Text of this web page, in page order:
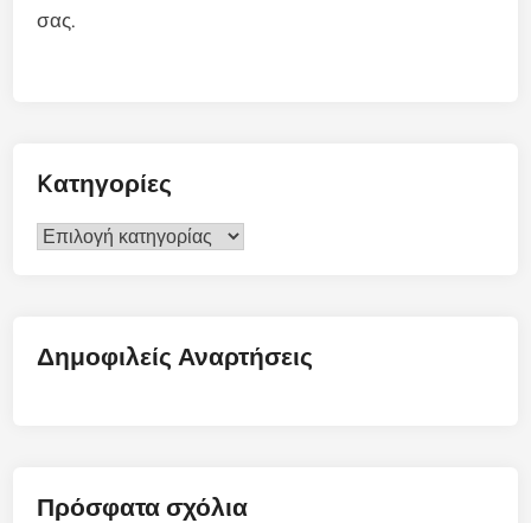
σας.
Kατηγορίες
Kατηγορίες
Δημοφιλείς Αναρτήσεις
Πρόσφατα σχόλια